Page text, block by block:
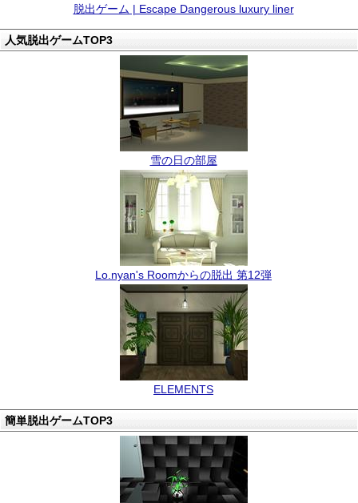
脱出ゲーム | Escape Dangerous luxury liner
人気脱出ゲームTOP3
雪の日の部屋
Lo.nyan's Roomからの脱出 第12弾
ELEMENTS
簡単脱出ゲームTOP3